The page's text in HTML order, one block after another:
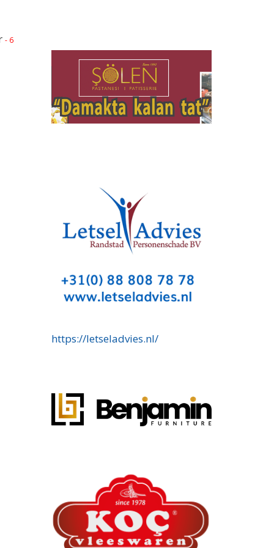
- 6
https://letseladvies.nl/